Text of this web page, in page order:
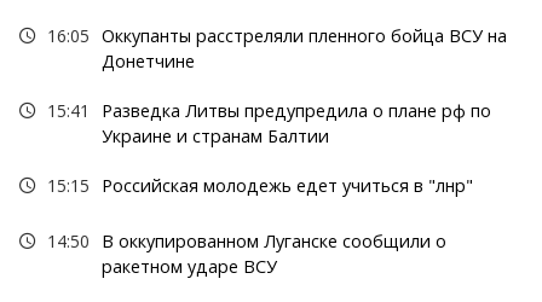
16:05 Оккупанты расстреляли пленного бойца ВСУ на
Донетчине
15:41
Разведка Литвы предупредила о плане рф по
Украине и странам Балтии
15:15 Российская молодежь едет учиться в "лнр"
14:50
В оккупированном Луганске сообщили о
ракетном ударе ВСУ